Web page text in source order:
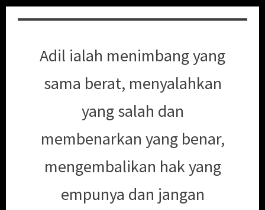
Adil ialah menimbang yang
sama berat, menyalahkan
yang salah dan
membenarkan yang benar,
mengembalikan hak yang
empunya dan jangan